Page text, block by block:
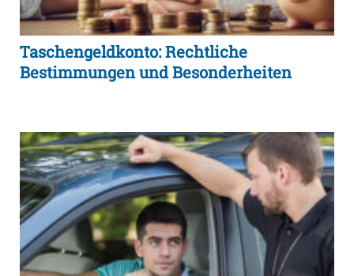
Taschengeldkonto: Rechtliche
Bestimmungen und Besonderheiten